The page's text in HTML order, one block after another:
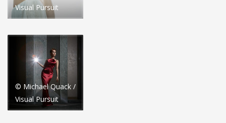
Visual Pursuit
© Michael Quack /
Visual Pursuit